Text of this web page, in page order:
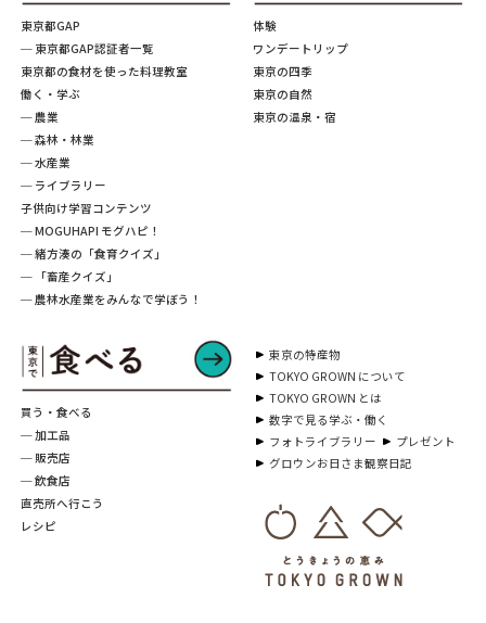
東京都GAP
─ 東京都GAP認証者一覧
東京都の食材を使った料理教室
働く・学ぶ
─ 農業
─ 森林・林業
─ 水産業
─ ライブラリー
子供向け学習コンテンツ
─ MOGUHAPI モグハピ！
─ 緒方湊の「食育クイズ」
─ 「畜産クイズ」
─ 農林水産業をみんなで学ぼう！
買う・食べる
─ 加工品
─ 販売店
─ 飲食店
直売所へ行こう
レシピ
体験
ワンデートリップ
東京の四季
東京の自然
東京の温泉・宿
東京の特産物
TOKYO GROWN について
TOKYO GROWN とは
数字で見る学ぶ・働く
フォトライブラリー
プレゼント
グロウンお日さま観察日記